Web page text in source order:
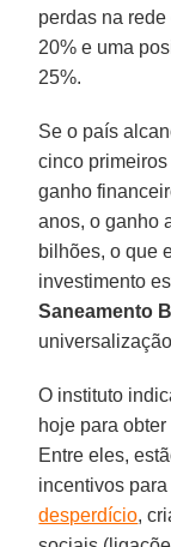
perdas na
20% e uma
25%.
Se o país
cinco
ganho
anos, o ganho
bilhões, o que
investimento
Saneamento
O instituto
hoje para obter
Entre eles,
incentivos
desperdício,